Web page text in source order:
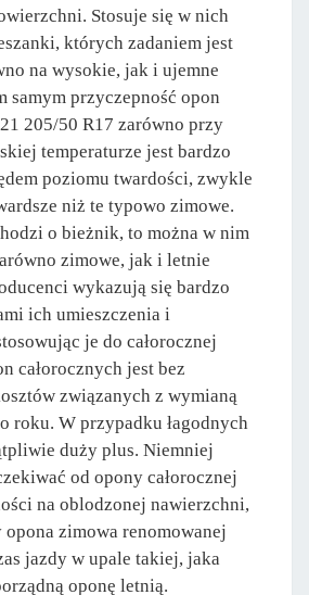
Stosuje się w nich
których zadaniem jest
na wysokie, jak i ujemne
samym przyczepność opon
205/50 R17 zarówno przy
temperaturze jest bardzo
poziomu twardości, zwykle
niż te typowo zimowe.
o bieżnik, to można w nim
zimowe, jak i letnie
wykazują się bardzo
ich umieszczenia i
je do całorocznej
całorocznych jest bez
związanych z wymianą
roku. W przypadku łagodnych
duży plus. Niemniej
od opony całorocznej
na oblodzonej nawierzchni,
opona zimowa renomowanej
jazdy w upale takiej, jaka
oponę letnią.